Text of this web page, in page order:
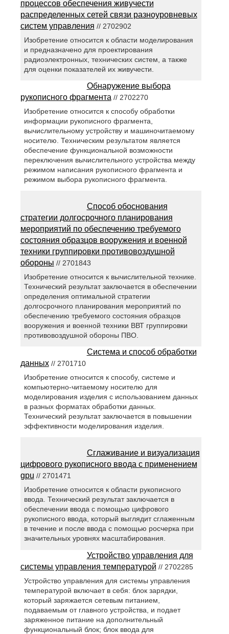
процессов обеспечения живучести
распределенных сетей связи разноуровневых
систем управления // 2702902
Изобретение относится к области моделирования
и предназначено для проектирования
радиоэлектронных, технических систем, а также
для оценки показателей их живучести.
Обнаружение выбора
рукописного фрагмента // 2702270
Изобретение относится к способу обработки
информации рукописного фрагмента,
вычислительному устройству и машиночитаемому
носителю. Техническим результатом является
обеспечение функциональной возможности
переключения вычислительного устройства между
режимом написания рукописного фрагмента и
режимом выбора рукописного фрагмента.
Способ обоснования
стратегии долгосрочного планирования
мероприятий по обеспечению требуемого
состояния образцов вооружения и военной
техники группировки противовоздушной
обороны // 2701843
Изобретение относится к вычислительной технике.
Технический результат заключается в обеспечении
определения оптимальной стратегии
долгосрочного планирования мероприятий по
обеспечению требуемого состояния образцов
вооружения и военной техники ВВТ группировки
противовоздушной обороны ПВО.
Система и способ обработки
данных// 2701710
Изобретение относится к способу, системе и
компьютерно-читаемому носителю для
моделирования изделия с использованием данных
в разных форматах обработки данных.
Технический результат заключается в повышении
эффективности моделирования изделия.
Сглаживание и визуализация
цифрового рукописного ввода с применением
gpu // 2701471
Изобретение относится к области рукописного
ввода. Технический результат заключается в
обеспечении ввода с помощью цифрового
рукописного ввода, который выглядит сглаженным
в течение и после ввода с помощью росчерка при
значительных уровнях масштабирования.
Устройство управления для
системы управления температурой // 2702285
Устройство управления для системы управления
температурой включает в себя: блок зарядки,
который заряжается сетевым питанием,
подаваемым от главного устройства, и подает
заряженное питание на дополнительный
функциональный блок; блок ввода для